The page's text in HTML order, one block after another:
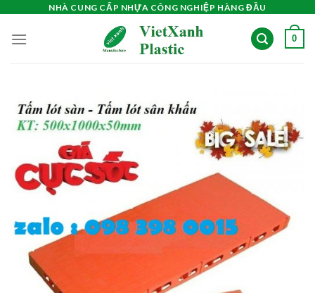
content
NHÀ CUNG CẤP NHỰA CÔNG NGHIỆP HÀNG ĐẦU
0